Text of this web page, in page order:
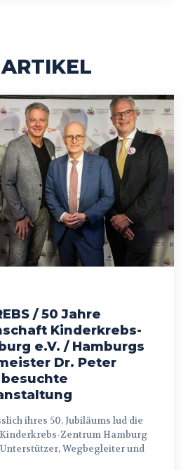
/ 50 Jahre
Kinderkrebs-
e.V. / Hamburgs
Dr. Peter
Zentrum Hamburg
Wegbegleiter und